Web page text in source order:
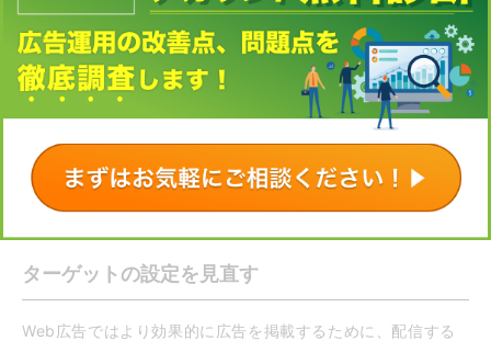
やすことができます。
一方で、入札単価をあまりに高く設定してしまうとクリック
単価も高くなることに注意しましょう。
リスティング広告であれば、Google広告のキーワードプラン
ナーでキーワードの検索ボリュームや入札単価の見積、競合
性を確認することができます。どの単価、キーワードが適切
かを見極め、入札単価を決定することが大切です。
ターゲットの設定を見直す
Web広告ではより効果的に広告を掲載するために、配信する